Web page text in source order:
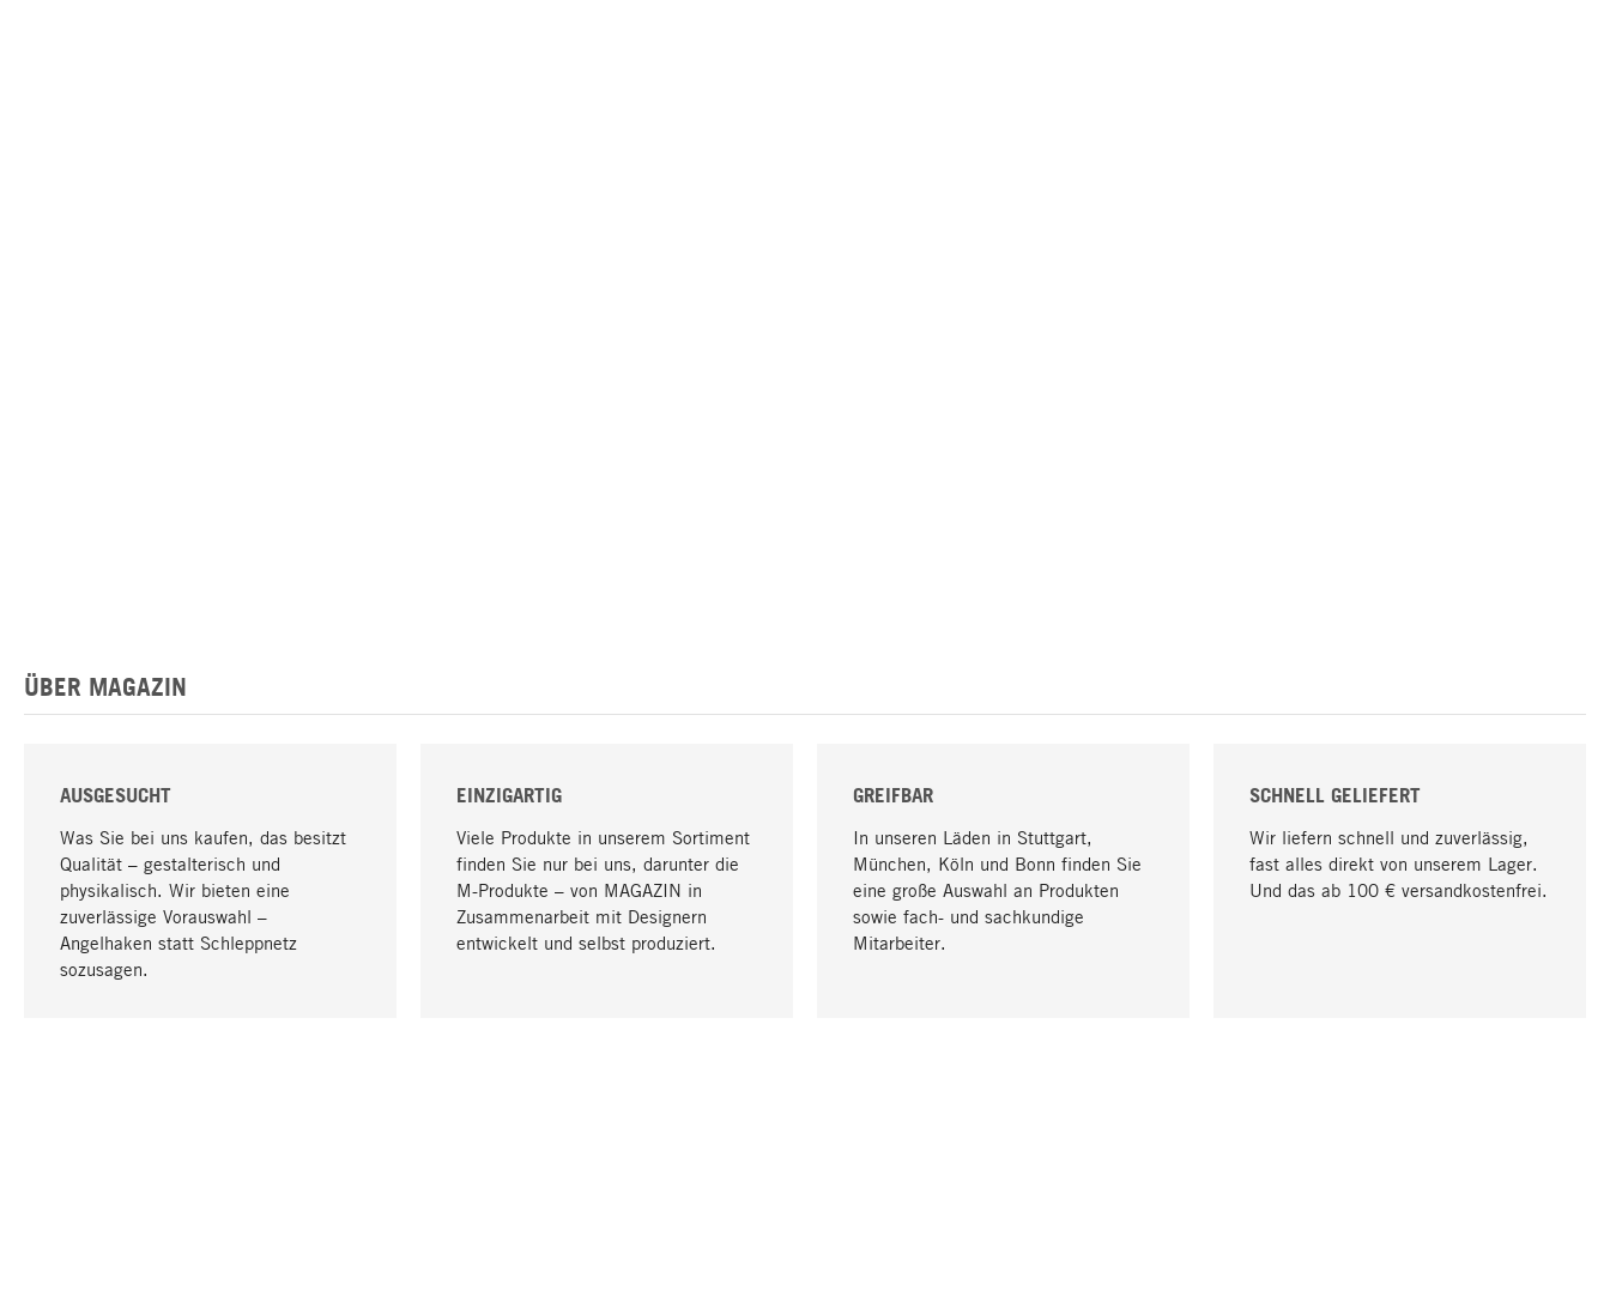
ÜBER MAGAZIN
AUSGESUCHT
Was Sie bei uns kaufen, das besitzt
Qualität – gestalterisch und
physikalisch. Wir bieten eine
zuverlässige Vorauswahl –
Angelhaken statt Schleppnetz
sozusagen.
EINZIGARTIG
Viele Produkte in unserem Sortiment
finden Sie nur bei uns, darunter die
M-Produkte – von MAGAZIN in
Zusammenarbeit mit Designern
entwickelt und selbst produziert.
GREIFBAR
In unseren Läden in Stuttgart,
München, Köln und Bonn finden Sie
eine große Auswahl an Produkten
sowie fach- und sachkundige
Mitarbeiter.
SCHNELL GELIEFERT
Wir liefern schnell und zuverlässig,
fast alles direkt von unserem Lager.
Und das ab 100 € versandkostenfrei.